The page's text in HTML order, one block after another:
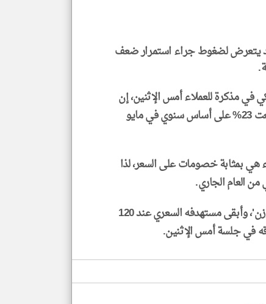
يتعرض لضغوط جراء استمرار ضعف
في مذكرة للعملاء أمس الإثنين، إن
تسليمات 'تسلا' من السيارات على مستوى العالم تراجعت 23% على أساس سنوي في مايو
هي بمثابة خصومات على السعر، لذا
العام الجاري.
وأكد البنك على توصيته لسهم 'تسلا' عند 'منخفض الوزن'، وأبقى مستهدفه السعري عند 120
klyoum.com